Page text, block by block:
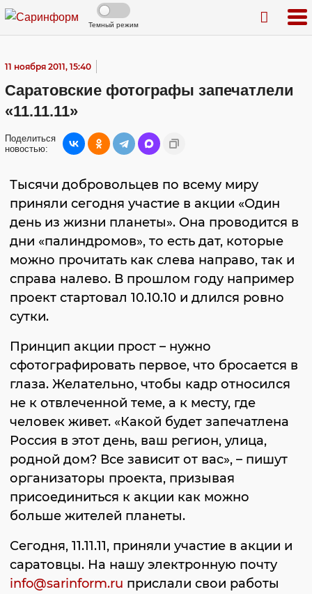
Темный режим
11 ноября 2011, 15:40
Саратовские фотографы запечатлели
«11.11.11»
Поделиться
новостью:
Тысячи добровольцев по всему миру
приняли сегодня участие в акции «Один
день из жизни планеты». Она проводится в
дни «палиндромов», то есть дат, которые
можно прочитать как слева направо, так и
справа налево. В прошлом году например
проект стартовал 10.10.10 и длился ровно
сутки.
Принцип акции прост – нужно
сфотографировать первое, что бросается в
глаза. Желательно, чтобы кадр относился
не к отвлеченной теме, а к месту, где
человек живет. «Какой будет запечатлена
Россия в этот день, ваш регион, улица,
родной дом? Все зависит от вас», – пишут
организаторы проекта, призывая
присоединиться к акции как можно
больше жителей планеты.
Сегодня, 11.11.11, приняли участие в акции и
саратовцы. На нашу электронную почту
info@sarinform.ru прислали свои работы